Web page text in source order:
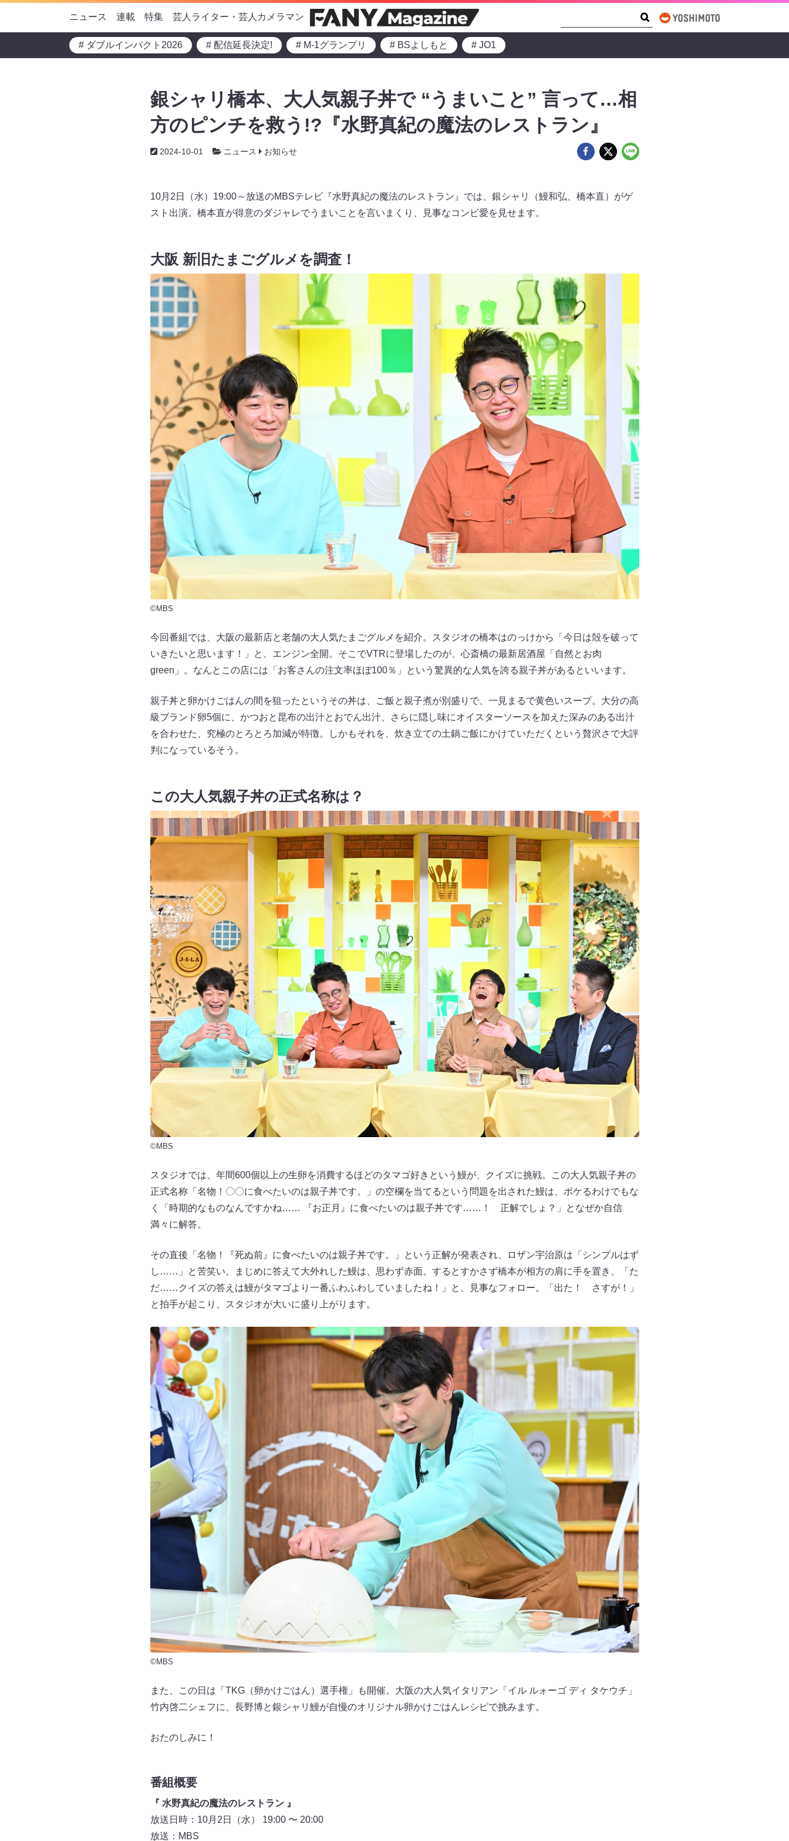
ニュース 連載 特集 芸人ライター・芸人カメラマン
# ダブルインパクト2026 # 配信延長決定! # M-1グランプリ # BSよしもと # JO1
銀シャリ橋本、大人気親子丼で “うまいこと” 言って…相
方のピンチを救う!?『水野真紀の魔法のレストラン』
2024-10-01 ニュース お知らせ
10月2日（水）19:00～放送のMBSテレビ『水野真紀の魔法のレストラン』では、銀シャリ（鰻和弘、橋本直）がゲ
スト出演。橋本直が得意のダジャレでうまいことを言いまくり、見事なコンビ愛を見せます。
大阪 新旧たまごグルメを調査！
©MBS
今回番組では、大阪の最新店と老舗の大人気たまごグルメを紹介。スタジオの橋本はのっけから「今日は殻を破って
いきたいと思います！」と、エンジン全開。そこでVTRに登場したのが、心斎橋の最新居酒屋「自然とお肉
green」。なんとこの店には「お客さんの注文率ほぼ100％」という驚異的な人気を誇る親子丼があるといいます。
親子丼と卵かけごはんの間を狙ったというその丼は、ご飯と親子煮が別盛りで、一見まるで黄色いスープ。大分の高
級ブランド卵5個に、かつおと昆布の出汁とおでん出汁、さらに隠し味にオイスターソースを加えた深みのある出汁
を合わせた、究極のとろとろ加減が特徴。しかもそれを、炊き立ての土鍋ご飯にかけていただくという贅沢さで大評
判になっているそう。
この大人気親子丼の正式名称は？
©MBS
スタジオでは、年間600個以上の生卵を消費するほどのタマゴ好きという鰻が、クイズに挑戦。この大人気親子丼の
正式名称「名物！〇〇に食べたいのは親子丼です。」の空欄を当てるという問題を出された鰻は、ボケるわけでもな
く「時期的なものなんですかね…… 『お正月』に食べたいのは親子丼です……！ 正解でしょ？」となぜか自信
満々に解答。
その直後「名物！『死ぬ前』に食べたいのは親子丼です。」という正解が発表され、ロザン宇治原は「シンプルはず
し……」と苦笑い。まじめに答えて大外れした鰻は、思わず赤面。するとすかさず橋本が相方の肩に手を置き、「た
だ……クイズの答えは鰻がタマゴより一番ふわふわしていましたね！」と、見事なフォロー。「出た！ さすが！」
と拍手が起こり、スタジオが大いに盛り上がります。
©MBS
また、この日は「TKG（卵かけごはん）選手権」も開催。大阪の大人気イタリアン「イル ルォーゴ ディ タケウチ」
竹内啓二シェフに、長野博と銀シャリ鰻が自慢のオリジナル卵かけごはんレシピで挑みます。
おたのしみに！
番組概要
『 水野真紀の魔法のレストラン 』
放送日時：10月2日（水） 19:00 〜 20:00
放送：MBS